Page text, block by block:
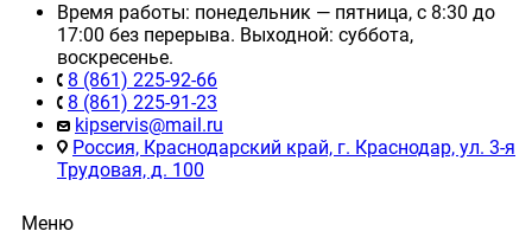
Время работы: понедельник — пятница, с 8:30 до
17:00 без перерыва. Выходной: суббота,
воскресенье.
8 (861) 225-92-66
8 (861) 225-91-23
kipservis@mail.ru
Россия, Краснодарский край, г. Краснодар, ул. 3-я
Трудовая, д. 100
Меню